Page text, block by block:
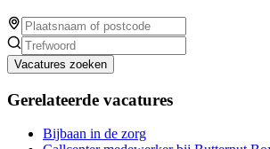
Vacatures zoeken
Gerelateerde vacatures
Bijbaan in de zorg